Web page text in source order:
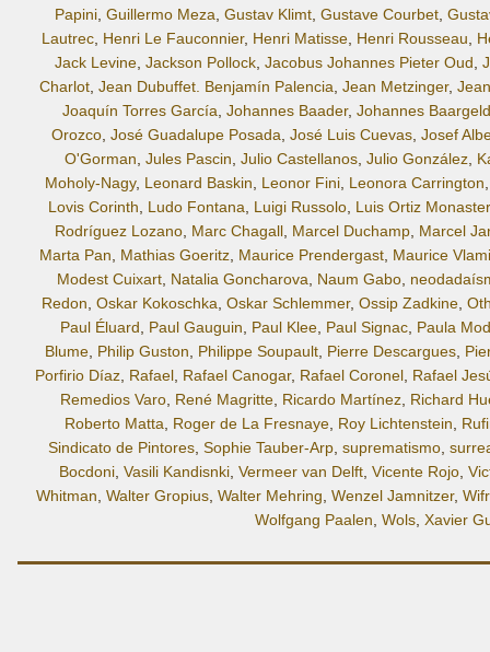
Papini, Guillermo Meza, Gustav Klimt, Gustave Courbet,
Lautrec, Henri Le Fauconnier, Henri Matisse, Henri Rousseau,
Jack Levine, Jackson Pollock, Jacobus Johannes Pieter Oud,
Charlot, Jean Dubuffet. Benjamín Palencia, Jean Metzinger,
Joaquín Torres García, Johannes Baader, Johannes Baargeld
Orozco, José Guadalupe Posada, José Luis Cuevas, Josef
O'Gorman, Jules Pascin, Julio Castellanos, Julio González,
Moholy-Nagy, Leonard Baskin, Leonor Fini, Leonora Carrington
Lovis Corinth, Ludo Fontana, Luigi Russolo, Luis Ortiz
Rodríguez Lozano, Marc Chagall, Marcel Duchamp, Marcel
Marta Pan, Mathias Goeritz, Maurice Prendergast, Maurice
Modest Cuixart, Natalia Goncharova, Naum Gabo,
Redon, Oskar Kokoschka, Oskar Schlemmer, Ossip Zadkine,
Paul Éluard, Paul Gauguin, Paul Klee, Paul Signac, Paula
Blume, Philip Guston, Philippe Soupault, Pierre Descargues,
Porfirio Díaz, Rafael, Rafael Canogar, Rafael Coronel, Rafael
Remedios Varo, René Magritte, Ricardo Martínez, Richard
Roberto Matta, Roger de La Fresnaye, Roy Lichtenstein,
Sindicato de Pintores, Sophie Tauber-Arp, suprematismo,
Bocdoni, Vasili Kandisnki, Vermeer van Delft, Vicente Rojo,
Whitman, Walter Gropius, Walter Mehring, Wenzel Jamnitzer,
Wolfgang Paalen, Wols, Xavier